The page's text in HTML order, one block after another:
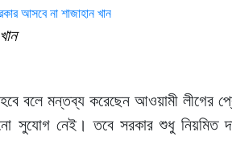
হবে বলে মন্তব্য করেছেন আওয়ামী লীগের
নেই। তবে সরকার শুধু নিয়মিত